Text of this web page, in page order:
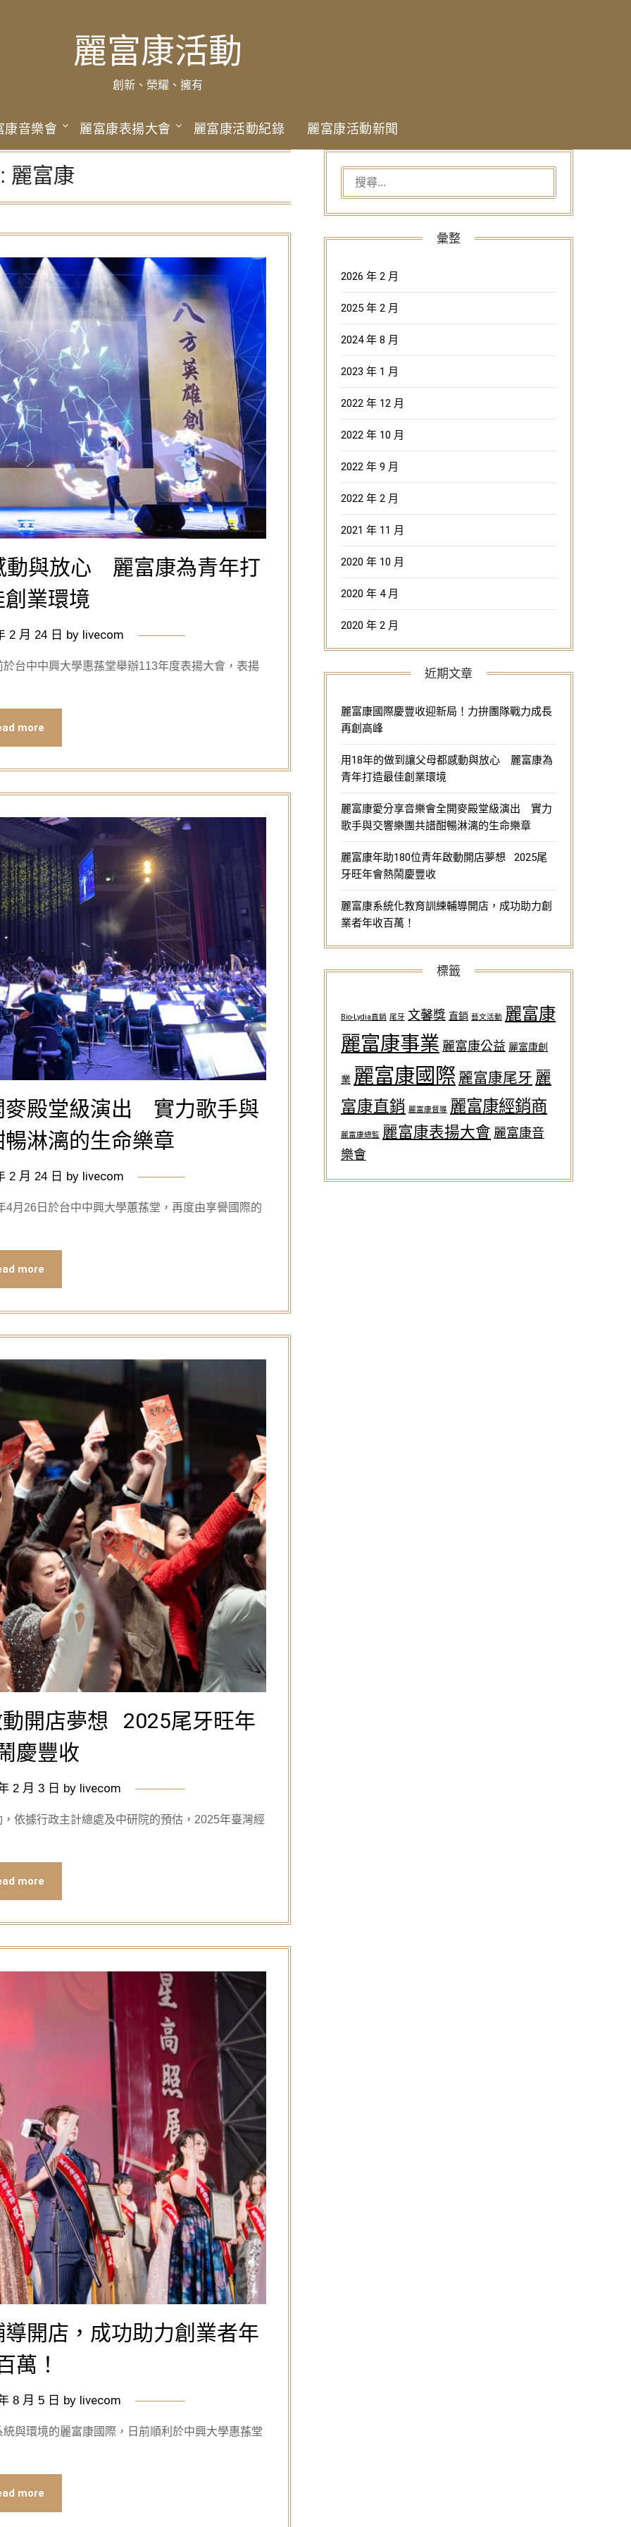
麗富康活動
創新、榮耀、擁有
康音樂會 麗富康表揚大會 麗富康活動紀錄 麗富康活動新聞
麗富康
動與放心 麗富康為青年打
業環境
2 月 24 日 by livecom
台中中興大學惠蓀堂舉辦113年度表揚大會，表揚
more
麥殿堂級演出 實力歌手與
淋漓的生命樂章
2 月 24 日 by livecom
月26日於台中中興大學蕙蓀堂，再度由享譽國際的
more
開店夢想 2025尾牙旺年
慶豐收
2 月 3 日 by livecom
依據行政主計總處及中研院的預估，2025年臺灣經
more
開店，成功助力創業者年
萬！
8 月 5 日 by livecom
與環境的麗富康國際，日前順利於中興大學惠蓀堂
more
字:
彙整
2026 年 2 月
2025 年 2 月
2024 年 8 月
2023 年 1 月
2022 年 12 月
2022 年 10 月
2022 年 9 月
2022 年 2 月
2021 年 11 月
2020 年 10 月
2020 年 4 月
2020 年 2 月
近期文章
麗富康國際慶豐收迎新局！力拚團隊戰力成長
再創高峰
用18年的做到讓父母都感動與放心 麗富康為
青年打造最佳創業環境
麗富康愛分享音樂會全開麥殿堂級演出 實力
歌手與交響樂團共譜酣暢淋漓的生命樂章
麗富康年助180位青年啟動開店夢想 2025尾
牙旺年會熱鬧慶豐收
麗富康系統化教育訓練輔導開店，成功助力創
業者年收百萬！
標籤
Bio-Lydia直銷 尾牙 文馨獎 直銷 藝文活動 麗富康
麗富康事業 麗富康公益 麗富康創
業 麗富康國際 麗富康尾牙 麗
富康直銷 麗富康督導 麗富康經銷商
麗富康總監 麗富康表揚大會 麗富康音
樂會